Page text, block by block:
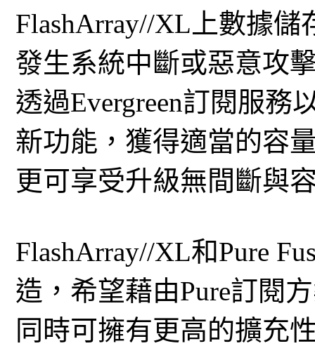
FlashArray//XL上數據
發生系統中斷或惡意攻
透過Evergreen訂閱服務
新功能，獲得適當的容
更可享受升級無間斷與
FlashArray//XL和Pure
造，希望藉由Pure訂閱
同時可擁有更高的擴充